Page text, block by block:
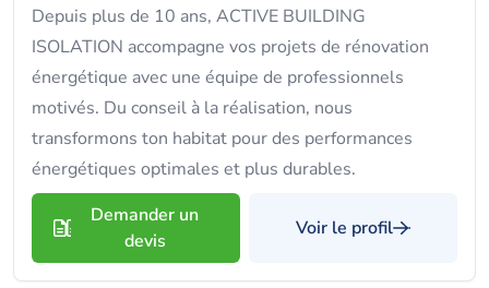
Depuis plus de 10 ans, ACTIVE BUILDING
ISOLATION accompagne vos projets de rénovation
énergétique avec une équipe de professionnels
motivés. Du conseil à la réalisation, nous
transformons ton habitat pour des performances
énergétiques optimales et plus durables.
Demander un
devis
Voir le profil